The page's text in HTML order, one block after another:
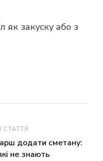
як закуску або з
додати сметану:
не знають